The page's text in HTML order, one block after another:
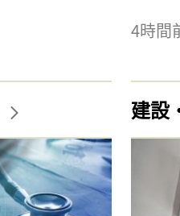
4時間
建設